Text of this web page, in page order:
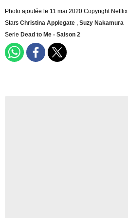
Photo ajoutée le 11 mai 2020 Copyright Netflix
Stars Christina Applegate , Suzy Nakamura
Serie Dead to Me - Saison 2